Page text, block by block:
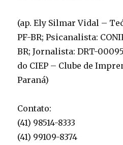
(ap. Ely Silmar Vidal –
PF-BR; Psicanalista:
BR; Jornalista: DRT-
do CIEP – Clube de
Paraná)
Contato:
(41) 98514-8333
(41) 99109-8374